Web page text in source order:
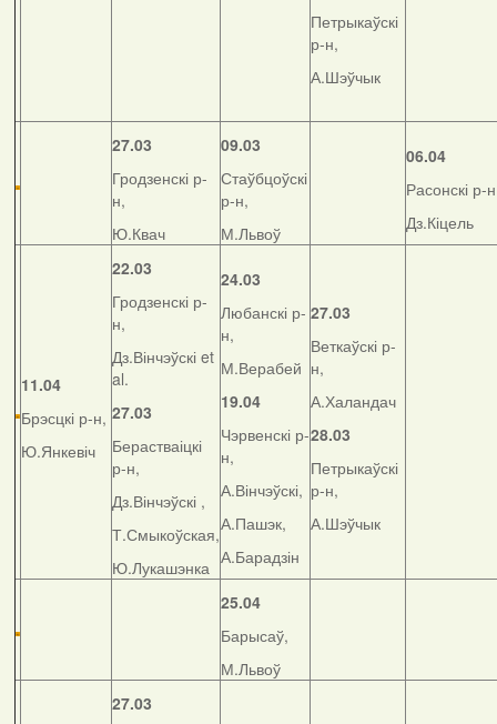
Петрыкаўскі
р-н,
А.Шэўчык
27.03
Гродзенскі р-
н,
Ю.Квач
09.03
Стаўбцоўскі
р-н,
М.Львоў
06.04
Расонскі р-
Дз.Кіцель
11.04
Брэсцкі р-н,
Ю.Янкевіч
22.03
Гродзенскі р-
н,
Дз.Вінчэўскі et
al.
27.03
Берастваіцкі
р-н,
Дз.Вінчэўскі ,
Т.Смыкоўская,
Ю.Лукашэнка
24.03
Любанскі р-
н,
М.Верабей
19.04
Чэрвенскі р-
н,
А.Вінчэўскі,
А.Пашэк,
А.Барадзін
27.03
Веткаўскі р-
н,
А.Халандач
28.03
Петрыкаўскі
р-н,
А.Шэўчык
25.04
Барысаў,
М.Львоў
27.03